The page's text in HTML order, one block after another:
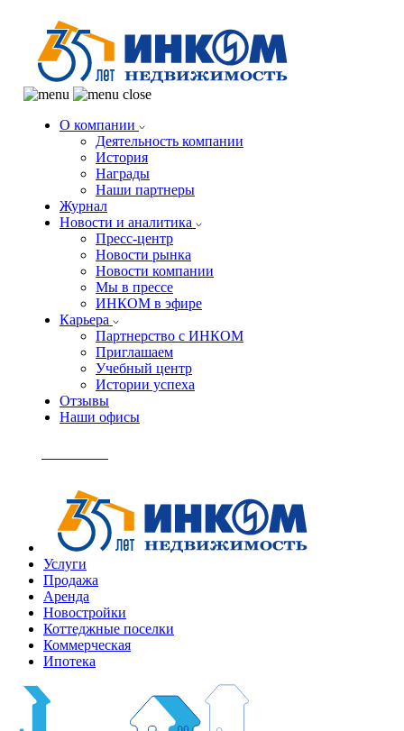
О компании
Деятельность компании
История
Награды
Наши партнеры
Журнал
Новости и аналитика
Пресс-центр
Новости рынка
Новости компании
Мы в прессе
ИНКОМ в эфире
Карьера
Партнерство с ИНКОМ
Приглашаем
Учебный центр
Истории успеха
Отзывы
Наши офисы
Услуги
Продажа
Аренда
Новостройки
Коттеджные поселки
Коммерческая
Ипотека